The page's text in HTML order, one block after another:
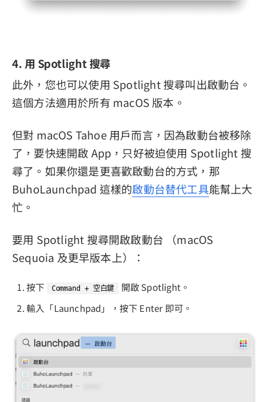
4. 用 Spotlight 搜尋
此外，您也可以使用 Spotlight 搜尋叫出啟動台。
這個方法適用於所有 macOS 版本。
但對 macOS Tahoe 用戶而言，因為啟動台被移除
了，要快速開啟 App，只好被迫使用 Spotlight 搜
尋了。如果你還是更喜歡啟動台的方式，那
BuhoLaunchpad 這樣的啟動台替代工具能幫上大
忙。
要用 Spotlight 搜尋開啟啟動台 （macOS
Sequoia 及更早版本上）：
按下 Command + 空白鍵
開啟 Spotlight。
輸入「Launchpad」，按下 Enter 即可。